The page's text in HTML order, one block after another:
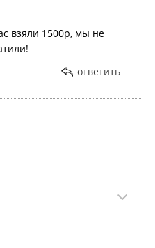
взяли 1500р, мы не
ответить